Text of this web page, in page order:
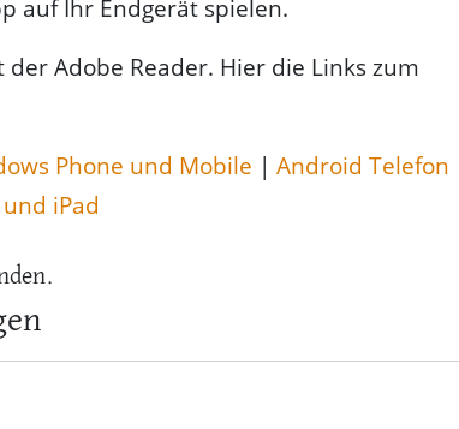
auf Ihr Endgerät spielen.
Adobe Reader. Hier die Links zum
Phone und Mobile | Android Telefon
iPad